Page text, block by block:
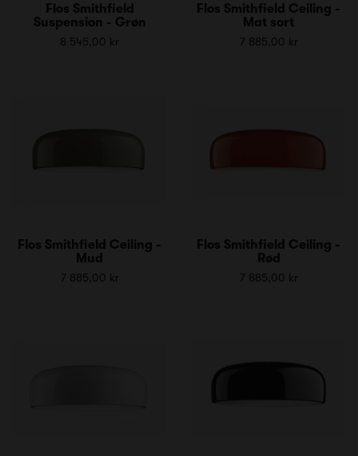
Flos Smithfield
Suspension - Grøn
8 545,00 kr
Flos Smithfield Ceiling -
Mat sort
7 885,00 kr
Flos Smithfield Ceiling -
Mud
7 885,00 kr
Flos Smithfield Ceiling -
Rød
7 885,00 kr